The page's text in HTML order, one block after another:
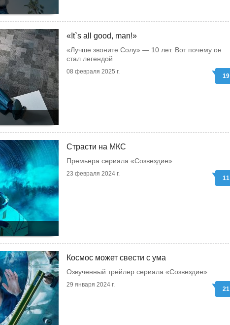
«It`s all good, man!»
«Лучше звоните Солу» — 10 лет. Вот почему он
стал легендой
08 февраля 2025 г.
19
Страсти на МКС
Премьера сериала «Созвездие»
23 февраля 2024 г.
11
Космос может свести с ума
Озвученный трейлер сериала «Созвездие»
29 января 2024 г.
21